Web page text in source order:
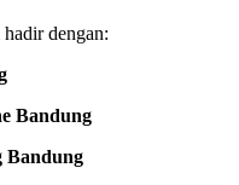
dengan:
Bandung
Bandung